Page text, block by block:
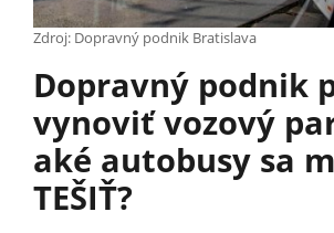
Zdroj: Dopravný podnik Bratislava
Dopravný podnik
vynoviť vozový
aké autobusy sa
TEŠIŤ?